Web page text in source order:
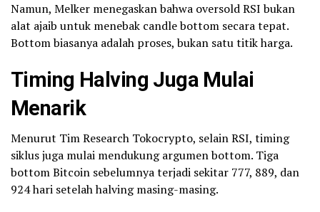
Namun, Melker menegaskan bahwa oversold RSI bukan
alat ajaib untuk menebak candle bottom secara tepat.
Bottom biasanya adalah proses, bukan satu titik harga.
Timing Halving Juga Mulai
Menarik
Menurut Tim Research Tokocrypto, selain RSI, timing
siklus juga mulai mendukung argumen bottom. Tiga
bottom Bitcoin sebelumnya terjadi sekitar 777, 889, dan
924 hari setelah halving masing-masing.